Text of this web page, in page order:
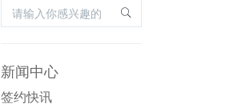
新闻中心
签约快讯